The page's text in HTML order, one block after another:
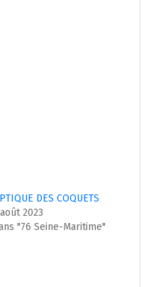
DES COQUETS
2023
"76 Seine-Maritime"